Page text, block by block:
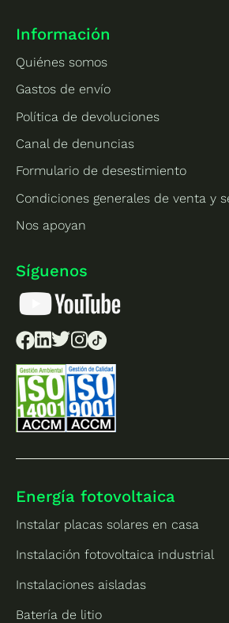
Información
Quiénes somos
Gastos de envío
Política de devoluciones
Canal de denuncias
Formulario de desestimiento
Condiciones generales de venta y
Nos apoyan
Síguenos
Energía fotovoltaica
Instalar placas solares en casa
Instalación fotovoltaica industrial
Instalaciones aisladas
Batería de litio